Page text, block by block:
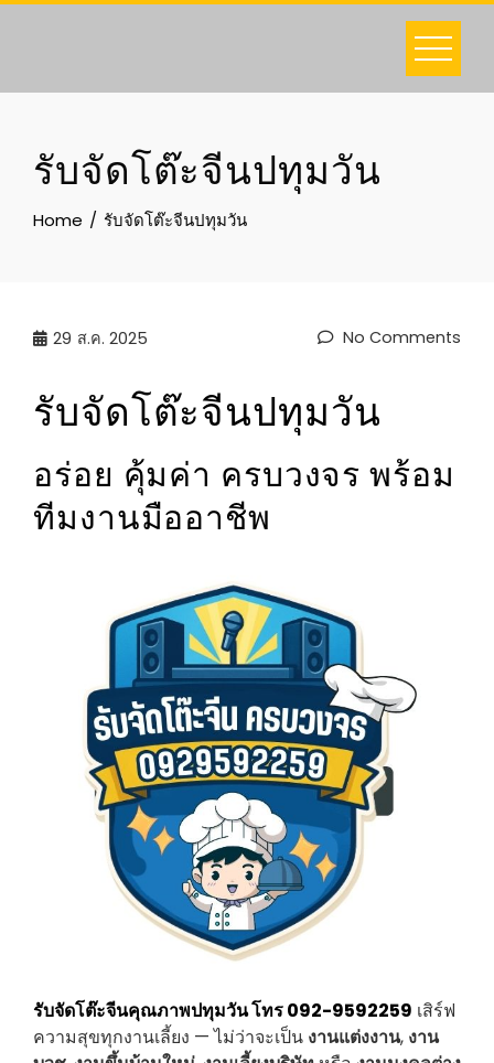
Skip
รับจัดโต๊ะจีนปทุมวัน
Home รับจัดโต๊ะจีนปทุมวัน
29 ส.ค. 2025 No Comments
รับจัดโต๊ะจีนปทุมวัน
อร่อย คุ้มค่า ครบวงจร พร้อม
ทีมงานมืออาชีพ
รับจัดโต๊ะจีนคุณภาพปทุมวัน โทร 092-9592259 เสิร์ฟ
ความสุขทุกงานเลี้ยง — ไม่ว่าจะเป็น งานแต่งงาน, งาน